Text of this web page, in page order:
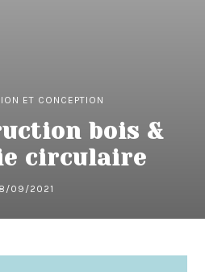
ET CONCEPTION
bois &
circulaire
09/2021